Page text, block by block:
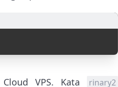
VPS. Kata rinary2